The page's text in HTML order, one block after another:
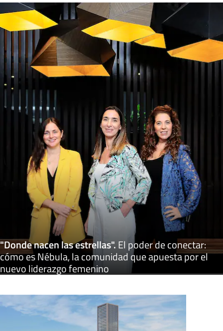
"Donde nacen las estrellas".El poder de conectar:
cómo es Nébula, la comunidad que apuesta por el
nuevo liderazgo femenino